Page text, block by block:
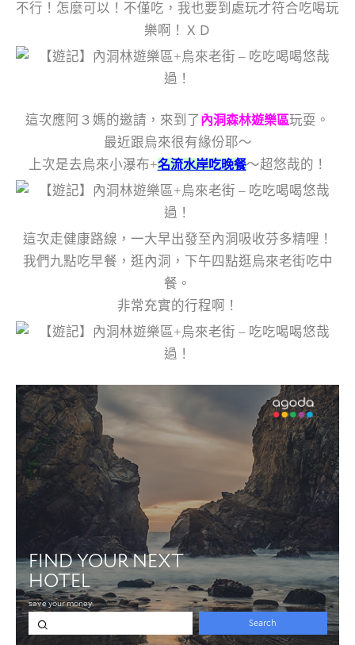
不行！怎麼可以！不僅吃，我也要到處玩才符合吃喝玩
樂啊！ＸＤ
這次應阿３媽的邀請，來到了內洞森林遊樂區玩耍。
最近跟烏來很有緣份耶～
上次是去烏來小瀑布+名流水岸吃晚餐～超悠哉的！
這次走健康路線，一大早出發至內洞吸收芬多精哩！
我們九點吃早餐，逛內洞，下午四點逛烏來老街吃中
餐。
非常充實的行程啊！